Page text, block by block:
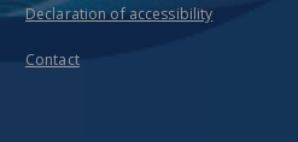
Declaration of accessibility
Contact